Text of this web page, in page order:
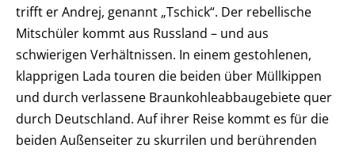
trifft er Andrej, genannt „Tschick“. Der rebellische
Mitschüler kommt aus Russland – und aus
schwierigen Verhältnissen. In einem gestohlenen,
klapprigen Lada touren die beiden über Müllkippen
und durch verlassene Braunkohleabbaugebiete quer
durch Deutschland. Auf ihrer Reise kommt es für die
beiden Außenseiter zu skurrilen und berührenden